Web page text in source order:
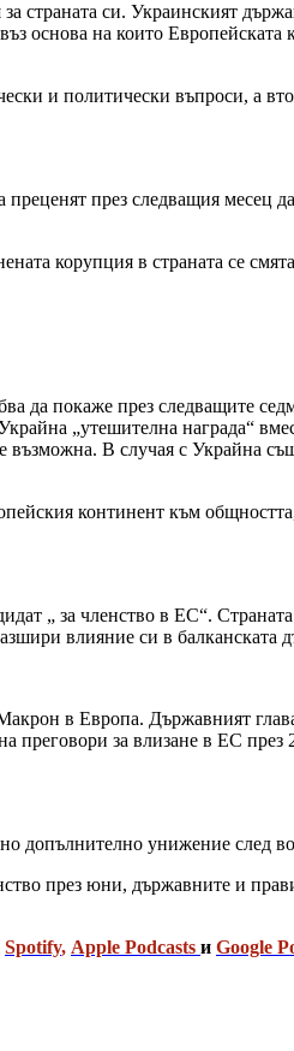
си. Украинският
основа на които
и политически въпроси, а
през следващия месец
корупция в страната се
да покаже през следващите
„утешителна награда“
В случая с Украйна
континент към
„ за членство в ЕС“.
влияние си в балканската
в Европа. Държавният
преговори за влизане в ЕС
допълнително унижение след
през юни, държавните и
Spotify, Apple Podcasts и Google